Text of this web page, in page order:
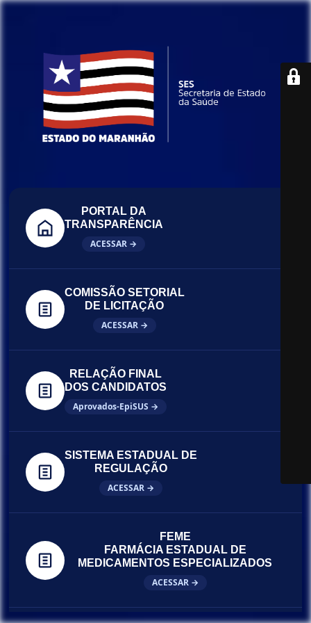
PORTAL DA
TRANSPARÊNCIA
ACESSAR →
COMISSÃO SETORIAL
DE LICITAÇÃO
ACESSAR →
RELAÇÃO FINAL
DOS CANDIDATOS
Aprovados-EpiSUS →
SISTEMA ESTADUAL DE
REGULAÇÃO
ACESSAR →
FEME
FARMÁCIA ESTADUAL DE
MEDICAMENTOS ESPECIALIZADOS
ACESSAR →